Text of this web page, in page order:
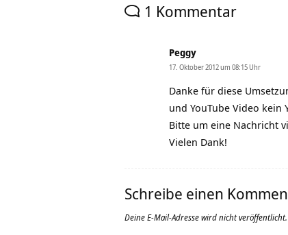
1 Kommentar
Peggy
17. Oktober 2012 um 08:15 Uhr
Danke für diese
und YouTube Video
Bitte um eine Nachricht
Vielen Dank!
Schreibe einen
Deine E-Mail-Adresse wird nicht veröffentlicht.